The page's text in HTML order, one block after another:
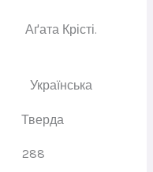
Аґата Крісті.
Українська
Тверда
288